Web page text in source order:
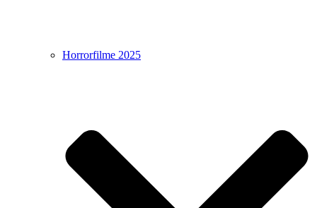
Horrorfilme 2025